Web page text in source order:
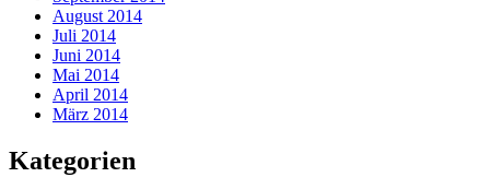
August 2014
Juli 2014
Juni 2014
Mai 2014
April 2014
März 2014
Kategorien